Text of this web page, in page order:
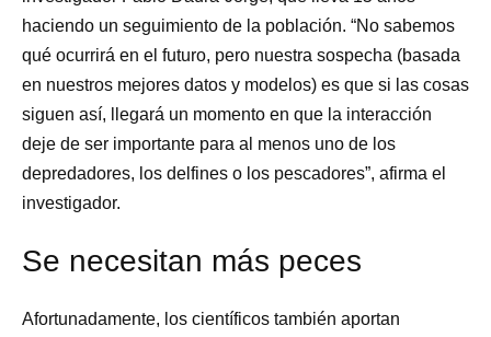
haciendo un seguimiento de la población. “No sabemos
qué ocurrirá en el futuro, pero nuestra sospecha (basada
en nuestros mejores datos y modelos) es que si las cosas
siguen así, llegará un momento en que la interacción
deje de ser importante para al menos uno de los
depredadores, los delfines o los pescadores”, afirma el
investigador.
Se necesitan más peces
Afortunadamente, los científicos también aportan